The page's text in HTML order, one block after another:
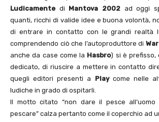
Ludicamente di Mantova 2002 ad oggi
quanti, ricchi di valide idee e buona volontà,
di entrare in contatto con le grandi realtà
comprendendo ciò che l’autoproduttore di
anche da case come la Hasbro) si è prefisso,
dedicato, di riuscire a mettere in contatto
quegli editori presenti a Play come nelle
ludiche in grado di ospitarli.
Il motto citato “non dare il pesce
pescare” calza pertanto come il coperchio ad